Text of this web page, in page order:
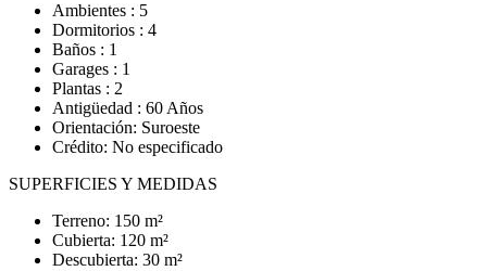
Ambientes : 5
Dormitorios : 4
Baños : 1
Garages : 1
Plantas : 2
Antigüedad : 60 Años
Orientación: Suroeste
Crédito: No especificado
SUPERFICIES Y MEDIDAS
Terreno: 150 m²
Cubierta: 120 m²
Descubierta: 30 m²